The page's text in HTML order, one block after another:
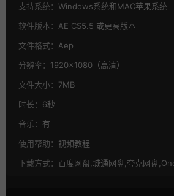
支持系统： Windows系统和MAC苹果系统
软件版本： AE CS5.5 或更高版本
文件格式： Aep
分辨率： 1920×1080（高清）
文件大小： 7MB
时长： 6秒
音乐： 有
使用帮助： 视频教程
下载方式： 百度网盘,城通网盘,夸克网盘